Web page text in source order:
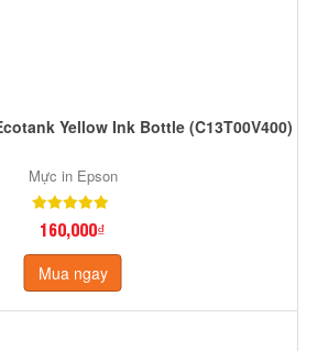
Yellow Ink Bottle (C13T00V400)
Mực in Epson
160,000₫
Mua ngay